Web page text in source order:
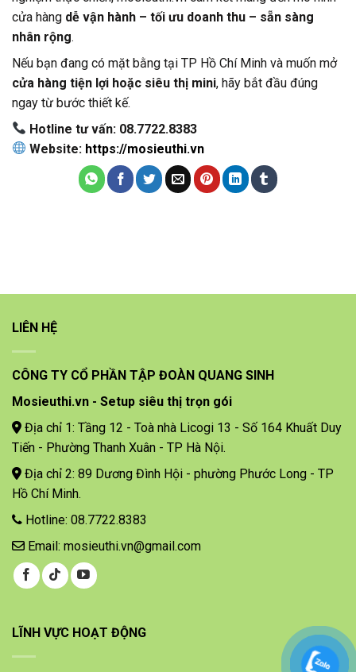
cửa hàng dễ vận hành – tối ưu doanh thu – sẵn sàng
nhân rộng.
Nếu bạn đang có mặt bằng tại TP Hồ Chí Minh và muốn mở
cửa hàng tiện lợi hoặc siêu thị mini, hãy bắt đầu đúng
ngay từ bước thiết kế.
Hotline tư vấn: 08.7722.8383
Website: https://mosieuthi.vn
LIÊN HỆ
CÔNG TY CỔ PHẦN TẬP ĐOÀN QUANG SINH
Mosieuthi.vn - Setup siêu thị trọn gói
Địa chỉ 1: Tầng 12 - Toà nhà Licogi 13 - Số 164 Khuất Duy
Tiến - Phường Thanh Xuân - TP Hà Nội.
Địa chỉ 2: 89 Dương Đình Hội - phường Phước Long - TP
Hồ Chí Minh.
Hotline: 08.7722.8383
Email: mosieuthi.vn@gmail.com
LĨNH VỰC HOẠT ĐỘNG